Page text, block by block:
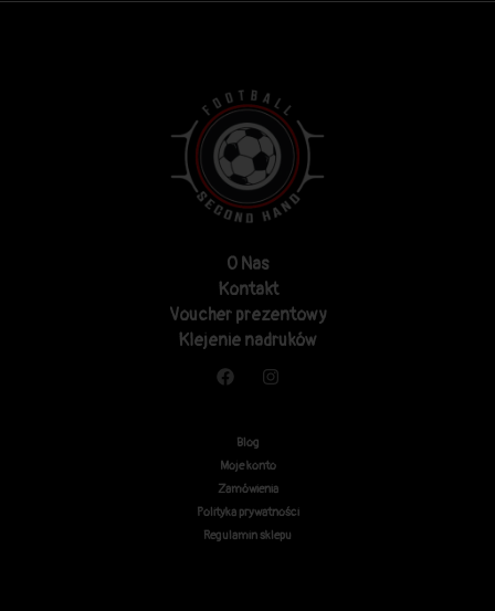
O Nas
Kontakt
Voucher prezentowy
Klejenie nadruków
Blog
Moje konto
Zamówienia
Polityka prywatności
Regulamin sklepu